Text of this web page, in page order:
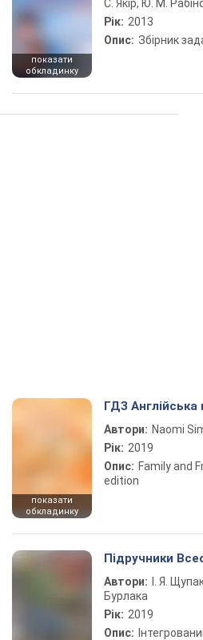
показати
обкладинку
С. Якір, Ю. М.
Рік: 2013
Опис: Збірник
показати
обкладинку
ГДЗ Англійська
Автори: Naomi
Рік: 2019
Опис: Family and
edition
Підручники
Автори:
І. Я.
Бурлака
Рік: 2019
Опис: